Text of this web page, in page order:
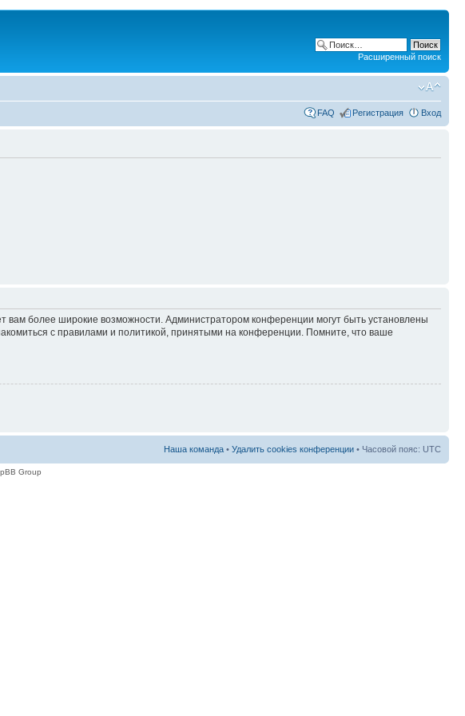
Расширенный поиск
FAQ Регистрация Вход
вам более широкие возможности. Администратором конференции могут быть установлены
с правилами и политикой, принятыми на конференции. Помните, что ваше
Наша команда • Удалить cookies конференции • Часовой пояс: UTC
Group